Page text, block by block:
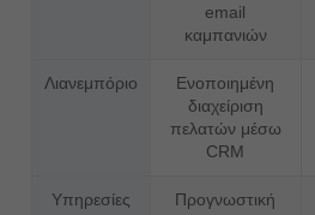
email
καμπανιών
Λιανεμπόριο
Ενοποιημένη
διαχείριση
πελατών μέσω
CRM
Υπηρεσίες
Προγνωστική